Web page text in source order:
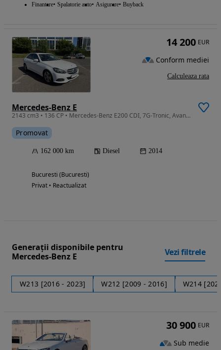
Finantare Spalatorie auto Asigurare Buyback
Mercedes-Benz E
2143 cm3 • 136 CP • Mercedes-Benz E200 CDI, 7G-Tronic, Avantgarde, Facelift, 2014
Promovat
162 000 km Diesel 2014
Bucuresti (Bucuresti)
Privat • Reactualizat
14 200 EUR
Conform mediei
Calculeaza rata
Generații disponibile pentru
Mercedes-Benz E
Vezi filtrele
W213 [2016 - 2023] W212 [2009 - 2016] W214
30 900 EUR
Sub medie